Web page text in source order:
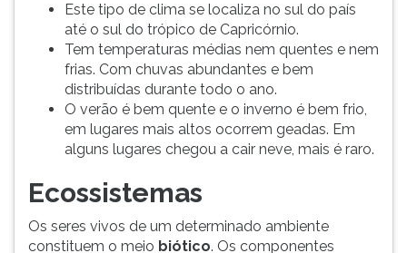
Este tipo de clima se localiza no sul do país
até o sul do trópico de Capricórnio.
Tem temperaturas médias nem quentes e nem
frias. Com chuvas abundantes e bem
distribuídas durante todo o ano.
O verão é bem quente e o inverno é bem frio,
em lugares mais altos ocorrem geadas. Em
alguns lugares chegou a cair neve, mais é raro.
Ecossistemas
Os seres vivos de um determinado ambiente
constituem o meio biótico. Os componentes